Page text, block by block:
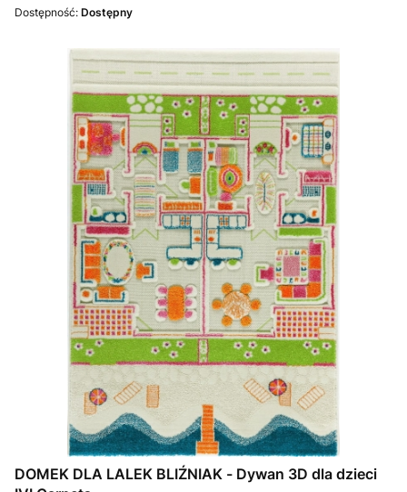
Dostępność: Dostępny
DOMEK DLA LALEK BLIŹNIAK - Dywan 3D dla dzieci